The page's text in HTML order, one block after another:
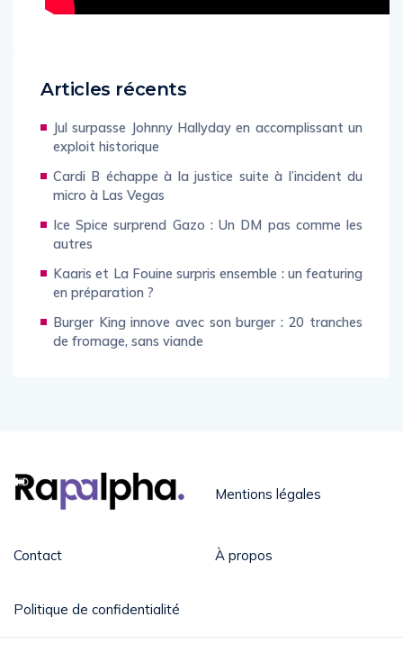
Articles récents
Jul surpasse Johnny Hallyday en accomplissant un
exploit historique
Cardi B échappe à la justice suite à l’incident du
micro à Las Vegas
Ice Spice surprend Gazo : Un DM pas comme les
autres
Kaaris et La Fouine surpris ensemble : un featuring
en préparation ?
Burger King innove avec son burger : 20 tranches
de fromage, sans viande
Mentions légales
Contact À propos
Politique de confidentialité